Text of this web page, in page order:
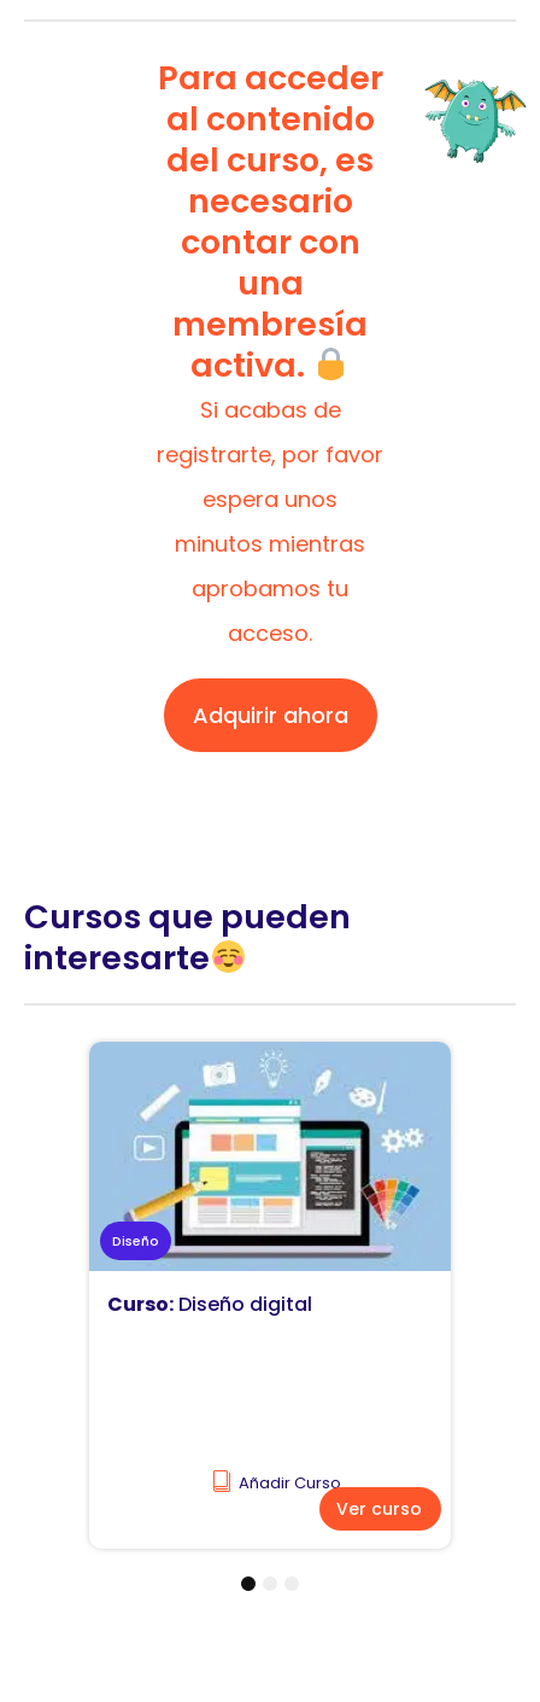
Para acceder
al contenido
del curso, es
necesario
contar con
una
membresía
activa.
Si acabas de
registrarte, por favor
espera unos
minutos mientras
aprobamos tu
acceso.
Adquirir ahora
Cursos que pueden
interesarte
Marketing
Curso:Diseño y comunicación
Añadir Curso
Ver curso